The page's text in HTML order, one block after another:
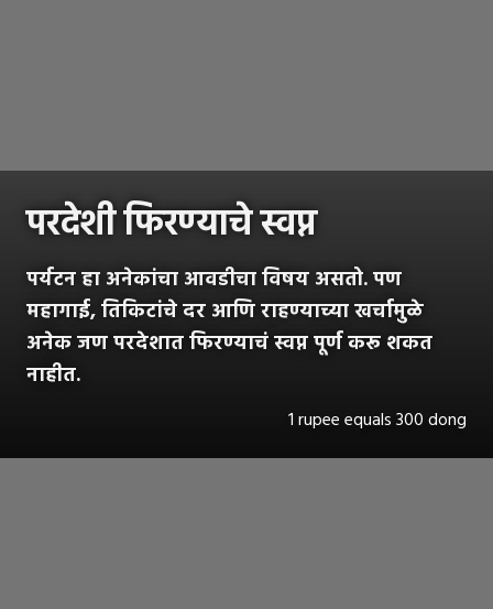
परदेशी फिरण्याचे स्वप्न
पर्यटन हा अनेकांचा आवडीचा विषय असतो. पण
महागाई, तिकिटांचे दर आणि राहण्याच्या खर्चामुळे
अनेक जण परदेशात फिरण्याचं स्वप्न पूर्ण करू शकत
नाहीत.
1 rupee equals 300 dong